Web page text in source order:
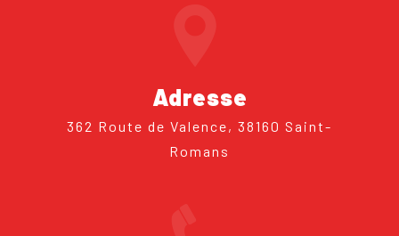
Adresse
362 Route de Valence, 38160 Saint-
Romans